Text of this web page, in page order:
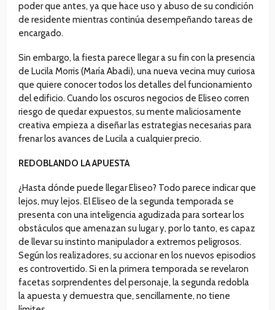
poder que antes, ya que hace uso y abuso de su condición
de residente mientras continúa desempeñando tareas de
encargado.
Sin embargo, la fiesta parece llegar a su fin con la presencia
de Lucila Morris (María Abadi), una nueva vecina muy curiosa
que quiere conocer todos los detalles del funcionamiento
del edificio. Cuando los oscuros negocios de Eliseo corren
riesgo de quedar expuestos, su mente maliciosamente
creativa empieza a diseñar las estrategias necesarias para
frenar los avances de Lucila a cualquier precio.
REDOBLANDO LA APUESTA
¿Hasta dónde puede llegar Eliseo? Todo parece indicar que
lejos, muy lejos. El Eliseo de la segunda temporada se
presenta con una inteligencia agudizada para sortear los
obstáculos que amenazan su lugar y, por lo tanto, es capaz
de llevar su instinto manipulador a extremos peligrosos.
Según los realizadores, su accionar en los nuevos episodios
es controvertido. Si en la primera temporada se revelaron
facetas sorprendentes del personaje, la segunda redobla
la apuesta y demuestra que, sencillamente, no tiene